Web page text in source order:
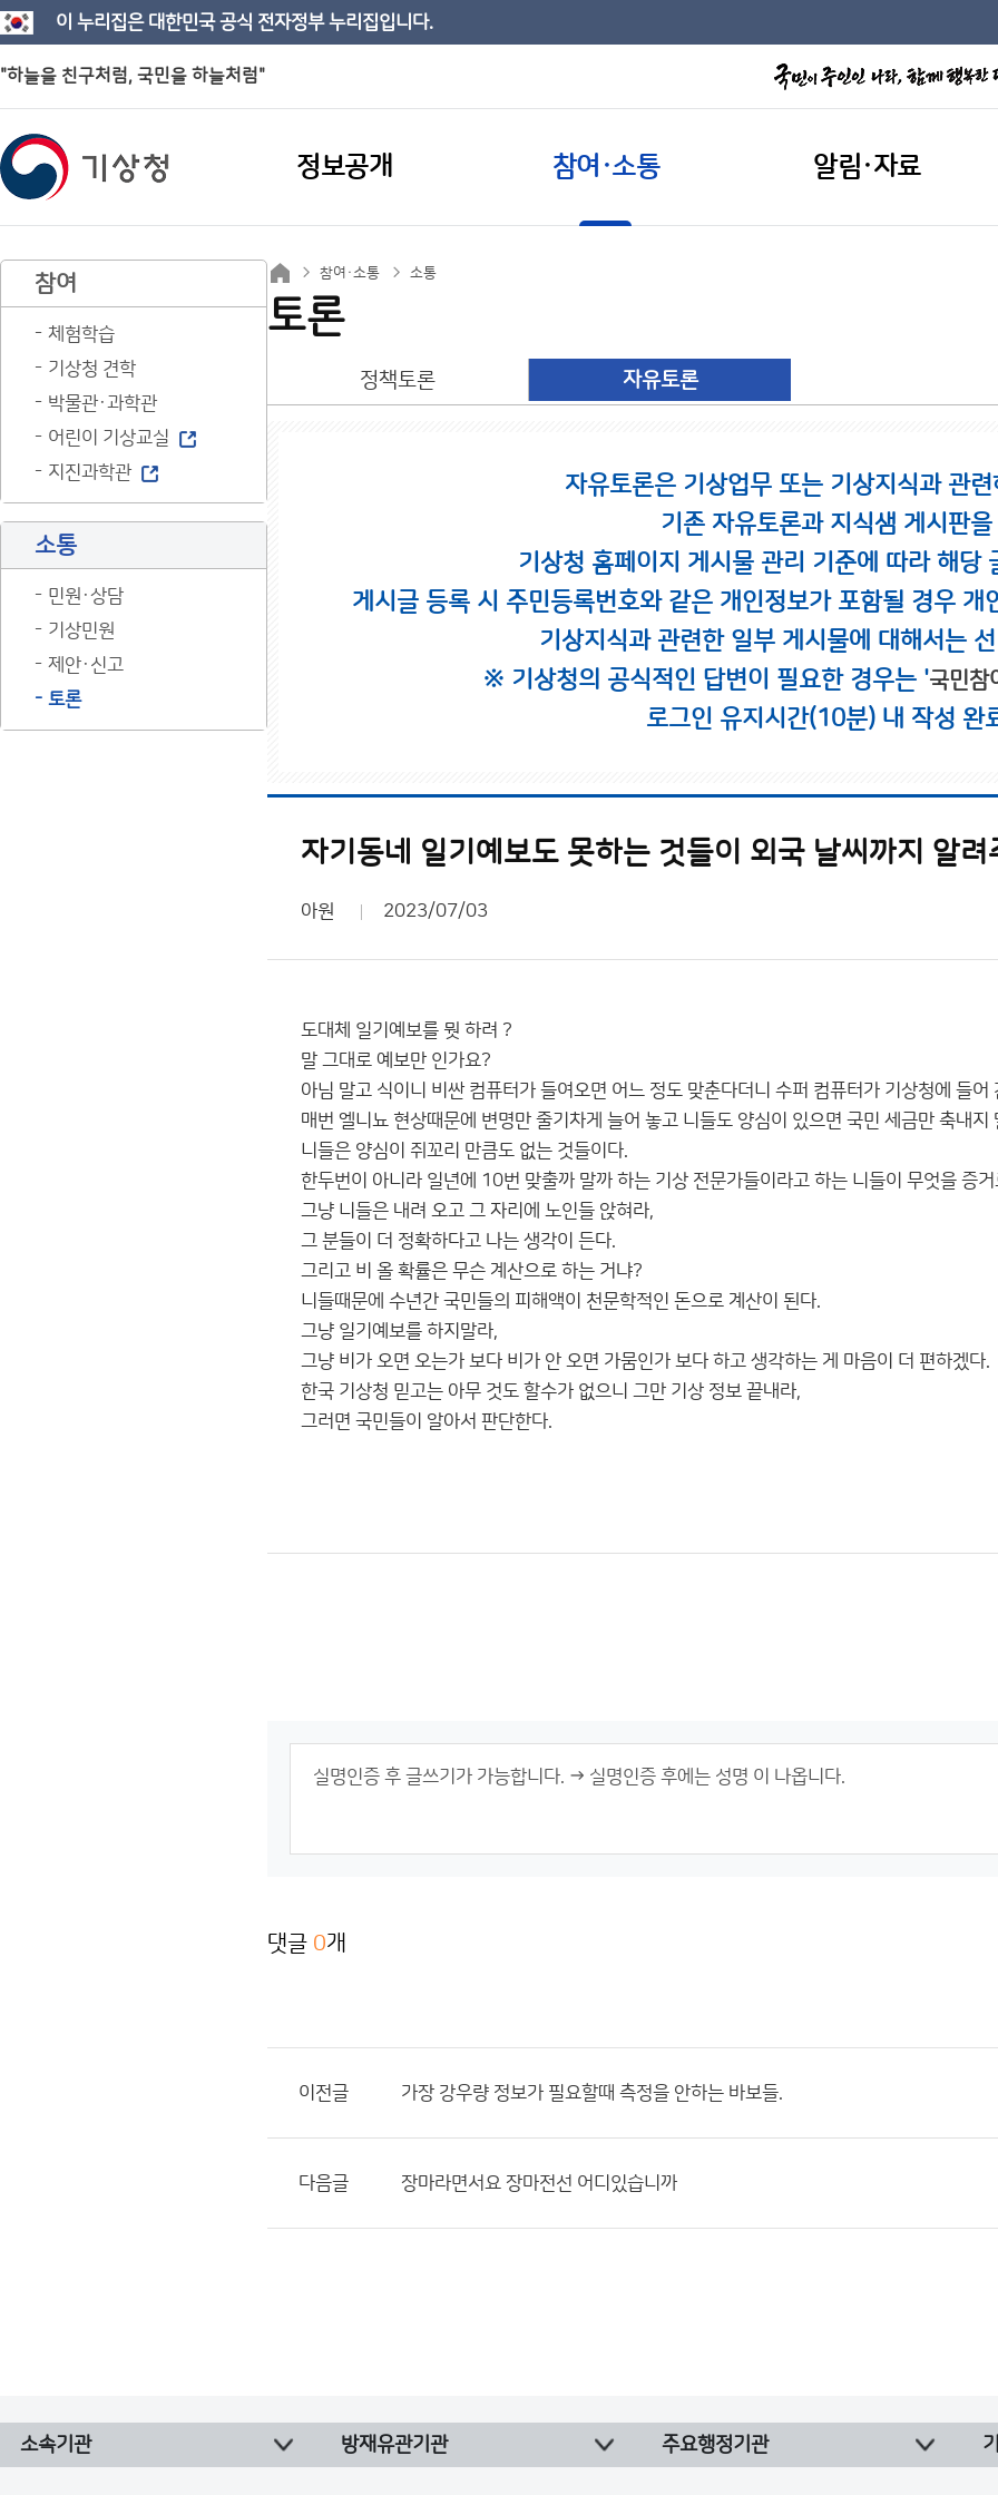
이 누리집은 대한민국 공식 전자정부 누리집입니다.
"하늘을 친구처럼, 국민을 하늘처럼"
정보공개 참여·소통 알림·자료
참여
체험학습
기상청 견학
박물관·과학관
어린이 기상교실
지진과학관
소통
민원·상담
기상민원
제안·신고
토론
참여·소통 소통
토론
정책토론 자유토론
자유토론은 기상업무 또는 기상지식과 관
기존 자유토론과 지식샘 게시판
기상청 홈페이지 게시물 관리 기준에 따라 해당
게시글 등록 시 주민등록번호와 같은 개인정보가 포함될 경우
기상지식과 관련한 일부 게시물에 대해서는
※ 기상청의 공식적인 답변이 필요한 경우는 '국민참
로그인 유지시간(10분) 내 작성 완
자기동네 일기예보도 못하는 것들이 외국 날씨까지 알
아원 2023/07/03
도대체 일기예보를 뭣 하려 ?
말 그대로 예보만 인가요?
아님 말고 식이니 비싼 컴퓨터가 들여오면 어느 정도 맞춘다더니 수퍼 컴퓨터가 기상청에 들
매번 엘니뇨 현상때문에 변명만 줄기차게 늘어 놓고 니들도 양심이 있으면 국민 세금만 축내지
니들은 양심이 쥐꼬리 만큼도 없는 것들이다.
한두번이 아니라 일년에 10번 맞출까 말까 하는 기상 전문가들이라고 하는 니들이 무엇을 증
그냥 니들은 내려 오고 그 자리에 노인들 앉혀라,
그 분들이 더 정확하다고 나는 생각이 든다.
그리고 비 올 확률은 무슨 계산으로 하는 거냐?
니들때문에 수년간 국민들의 피해액이 천문학적인 돈으로 계산이 된다.
그냥 일기예보를 하지말라,
그냥 비가 오면 오는가 보다 비가 안 오면 가뭄인가 보다 하고 생각하는 게 마음이 더 편하겠다.
한국 기상청 믿고는 아무 것도 할수가 없으니 그만 기상 정보 끝내라,
그러면 국민들이 알아서 판단한다.
댓글 0개
이전글 가장 강우량 정보가 필요할때 측정을 안하는 바보들.
다음글 장마라면서요 장마전선 어디있습니까
소속기관 방재유관기관 주요행정기관